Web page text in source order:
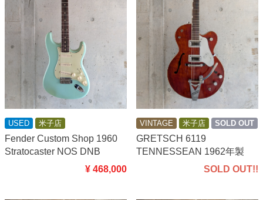
USED 米子店
Fender Custom Shop 1960
Stratocaster NOS DNB
¥ 468,000
VINTAGE 米子店 SOLD OUT
GRETSCH 6119
TENNESSEAN 1962年製
SOLD OUT!!